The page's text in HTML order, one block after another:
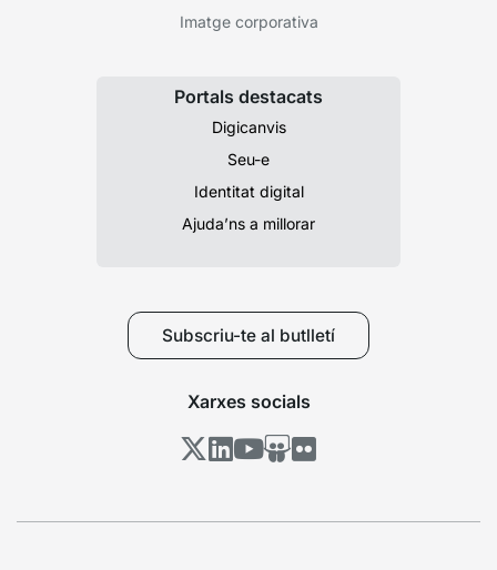
Imatge corporativa
Portals destacats
Digicanvis
Seu-e
Identitat digital
Ajuda’ns a millorar
Subscriu-te al butlletí
Xarxes socials